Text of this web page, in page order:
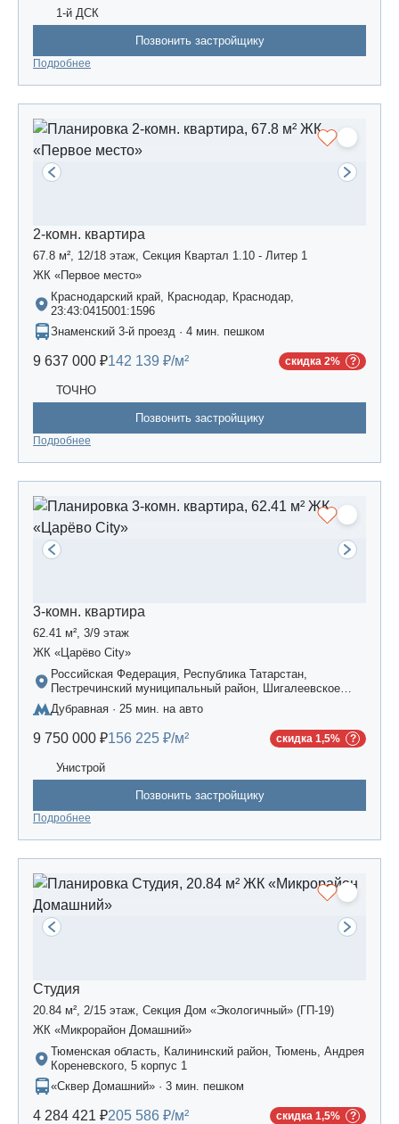
1-й ДСК
Позвонить застройщику
Подробнее
2-комн. квартира
67.8 м², 12/18 этаж, Секция Квартал 1.10 - Литер 1
ЖК «Первое место»
Краснодарский край, Краснодар, Краснодар,
23:43:0415001:1596
Знаменский 3-й проезд · 4 мин. пешком
9 637 000 ₽142 139 ₽/м² скидка 2%
ТОЧНО
Позвонить застройщику
Подробнее
3-комн. квартира
62.41 м², 3/9 этаж
ЖК «Царёво City»
Российская Федерация, Республика Татарстан,
Пестречинский муниципальный район, Шигалеевское
сельское поселение, жилой комплекс «Усадьба
Царево-2», дом 3
Дубравная · 25 мин. на авто
9 750 000 ₽156 225 ₽/м² скидка 1,5%
Унистрой
Позвонить застройщику
Подробнее
Студия
20.84 м², 2/15 этаж, Секция Дом «Экологичный» (ГП-19)
ЖК «Микрорайон Домашний»
Тюменская область, Калининский район, Тюмень, Андрея
Кореневского, 5 корпус 1
«Сквер Домашний» · 3 мин. пешком
4 284 421 ₽205 586 ₽/м² скидка 1,5%